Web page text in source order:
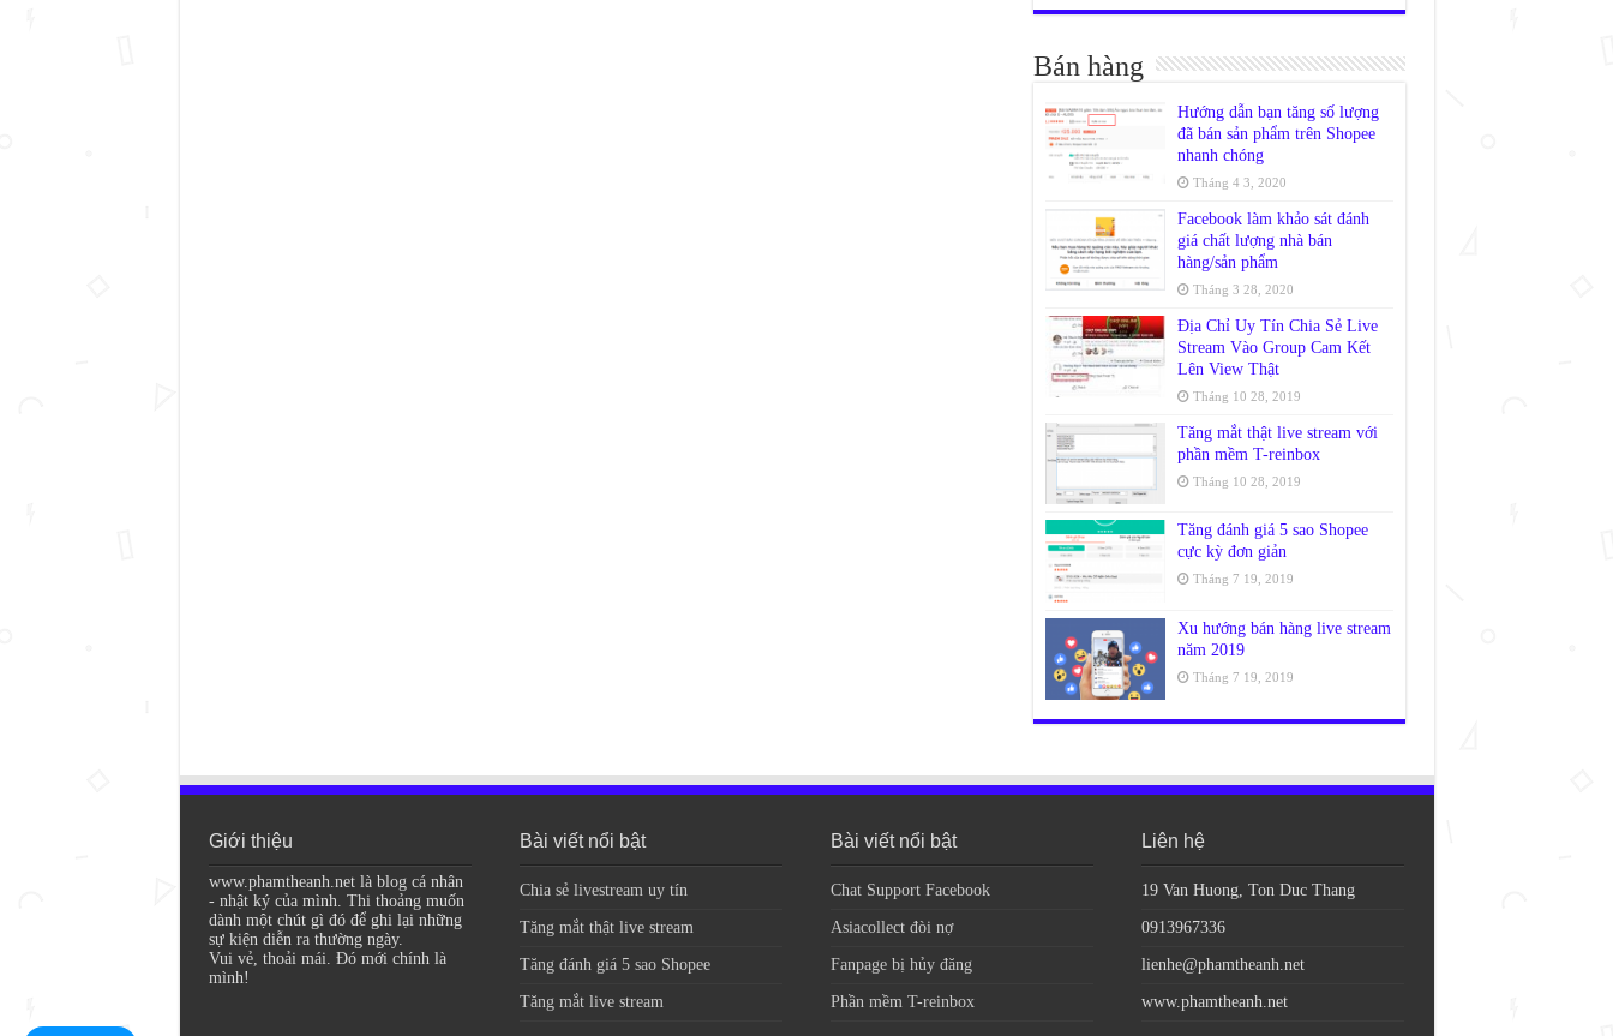
Bán hàng
Hướng dẫn bạn tăng số lượng
đã bán sản phẩm trên Shopee
nhanh chóng
Tháng 4 3, 2020
Facebook làm khảo sát đánh
giá chất lượng nhà bán
hàng/sản phẩm
Tháng 3 28, 2020
Địa Chỉ Uy Tín Chia Sẻ Live
Stream Vào Group Cam Kết
Lên View Thật
Tháng 10 28, 2019
Tăng mắt thật live stream với
phần mềm T-reinbox
Tháng 10 28, 2019
Tăng đánh giá 5 sao Shopee
cực kỳ đơn giản
Tháng 7 19, 2019
Xu hướng bán hàng live stream
năm 2019
Tháng 7 19, 2019
Giới thiệu
www.phamtheanh.net là blog cá nhân
- nhật ký của mình. Thi thoảng muốn
dành một chút gì đó để ghi lại những
sự kiện diễn ra thường ngày.
Vui vẻ, thoải mái. Đó mới chính là
mình!
Bài viết nổi bật
Chia sẻ livestream uy tín
Tăng mắt thật live stream
Tăng đánh giá 5 sao Shopee
Tăng mắt live stream
Bài viết nổi bật
Chat Support Facebook
Asiacollect đòi nợ
Fanpage bị hủy đăng
Phần mềm T-reinbox
Liên hệ
19 Van Huong, Ton Duc Thang
0913967336
lienhe@phamtheanh.net
www.phamtheanh.net